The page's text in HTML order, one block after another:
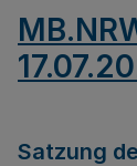
Satzung